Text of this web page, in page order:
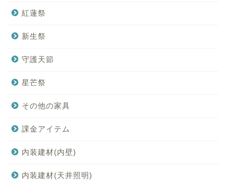
紅蓮祭
新生祭
守護天節
星芒祭
その他の家具
課金アイテム
内装建材(内壁)
内装建材(天井照明)